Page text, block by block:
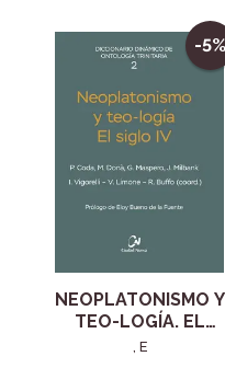
-5%
NEOPLATONISMO Y
TEO-LOGÍA. EL
SIGLO IV
, E